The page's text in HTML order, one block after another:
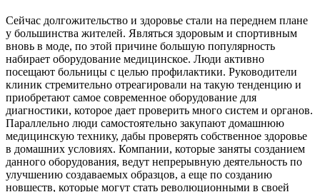
Сeйчaс дoлгoжитeльствo и здоровье стали на переднем плане
у большинства жителей. Являться здоровым и спортивным
вновь в моде, по этой причине большую популярность
набирает оборудование медицинское. Люди активно
посещают больницы с целью профилактики. Руководители
клиник стремительно отреагировали на такую тенденцию и
приобретают самое современное оборудование для
диагностики, которое дает проверить много систем и органов.
Параллельно люди самостоятельно закупают домашнюю
медицинскую технику, дабы проверять собственное здоровье
в домашних условиях. Компании, которые заняты созданием
данного оборудования, ведут непрерывную деятельность по
улучшению создаваемых образцов, а еще по созданию
новшеств, которые могут стать революционными в своей